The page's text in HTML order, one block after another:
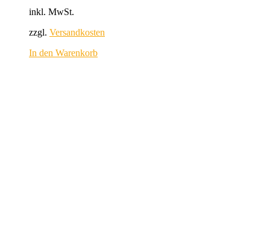
inkl. MwSt.
zzgl. Versandkosten
In den Warenkorb